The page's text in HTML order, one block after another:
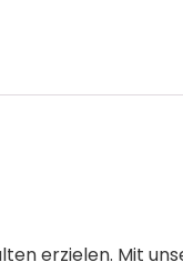
erzielen. Mit